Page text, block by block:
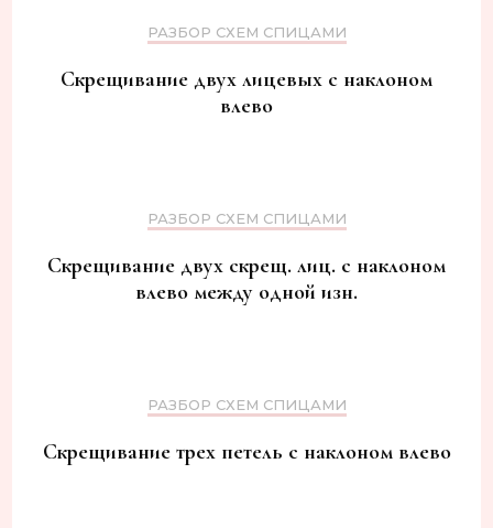
РАЗБОР СХЕМ СПИЦАМИ
Скрещивание двух лицевых с наклоном
влево
РАЗБОР СХЕМ СПИЦАМИ
Скрещивание двух скрещ. лиц. с наклоном
влево между одной изн.
РАЗБОР СХЕМ СПИЦАМИ
Скрещивание трех петель с наклоном влево